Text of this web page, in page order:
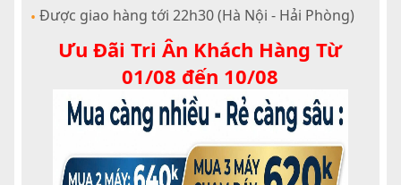
• Được giao hàng tới 22h30 (Hà Nội - Hải Phòng)
Ưu Đãi Tri Ân Khách Hàng Từ
01/08 đến 10/08